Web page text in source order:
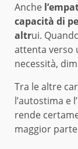
Anche
capacità di
altrui.
attenta verso
necessità,
Tra le altre
l’autostima e
rende
maggior